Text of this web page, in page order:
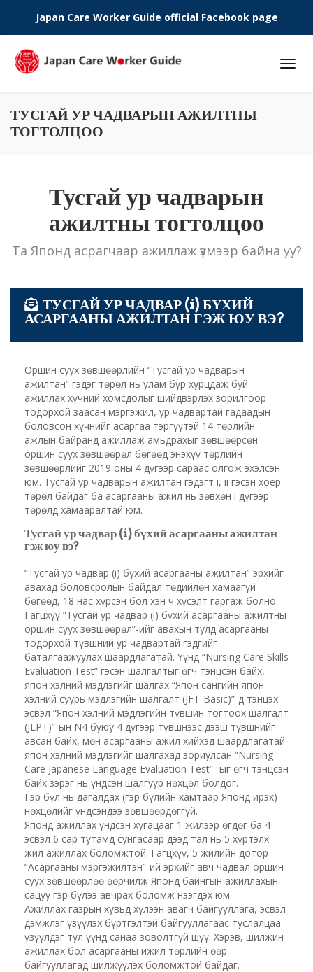
Phone:
Japan Care Worker Guide official Facebook page
ТУСГАЙ УР ЧАДВАРЫН АЖИЛТНЫ
ТОГТОЛЦОО
Тусгай ур чадварын
ажилтны тогтолцоо
Та Японд асрагчаар ажиллаж үзмээр байна уу?
ТУСГАЙ УР ЧАДВАР (i) БҮХИЙ
АСАРГААНЫ АЖИЛТАН ГЭЖ ЮУ ВЭ?
Оршин суух зөвшөөрлийн “Тусгай ур чадварын
ажилтан” гэдэг төрөл нь улам бүр хурцдаж буй
ажиллах хүчний хомсдолыг шийдвэрлэх зорилгоор
тодорхой заасан мэргэжил, ур чадвартай гадаадын
боловсон хүчнийг асаргаа тэргүүтэй 14 төрлийн
ажлын байранд ажиллаж амьдрахыг зөвшөөрсөн
оршин суух зөвшөөрөл бөгөөд энэхүү төрлийн
зөвшөөрлийг 2019 оны 4 дүгээр сараас олгож эхэлсэн
юм. Тусгай ур чадварын ажилтан гэдэгт i, ii гэсэн хоёр
төрөл байдаг ба асаргааны ажил нь зөвхөн i дүгээр
төрөлд хамааралтай юм.
Тусгай ур чадвар (i) бүхий асаргааны ажилтан
гэж юу вэ?
“Тусгай ур чадвар (i) бүхий асаргааны ажилтан” эрхийг
авахад боловсролын байдал төдийлөн хамаагүй
бөгөөд, 18 нас хүрсэн бол хэн ч хүсэлт гаргаж болно.
Гагцхүү “Тусгай ур чадвар (i) бүхий асаргааны ажилтны
оршин суух зөвшөөрөл”-ийг авахын тулд асаргааны
тодорхой түвшний ур чадвартай гэдгийг
баталгаажуулах шаардлагатай. Үүнд “Nursing Care Skills
Evaluation Test” гэсэн шалгалтыг өгч тэнцсэн байх,
япон хэлний мэдлэгийг шалгах “Япон сангийн япон
хэлний суурь мэдлэгийн шалгалт (JFT-Basic)”-д тэнцэх
эсвэл “Япон хэлний мэдлэгийн түвшин тогтоох шалгалт
(JLPT)”-ын N4 буюу 4 дүгээр түвшнээс дээш түвшнийг
авсан байх, мөн асаргааны ажил хийхэд шаардлагатай
япон хэлний мэдлэгийг шалгахад зориулсан “Nursing
Care Japanese Language Evaluation Test” -ыг өгч тэнцсэн
байх зэрэг нь үндсэн шалгуур нөхцөл болдог.
Гэр бүл нь дагалдах (гэр бүлийн хамтаар Японд ирэх)
нөхцөлийг үндсэндээ зөвшөөрдөггүй.
Японд ажиллах үндсэн хугацааг 1 жилээр өгдөг ба 4
эсвэл 6 сар тутамд сунгасаар дээд тал нь 5 хүртэлх
жил ажиллах боломжтой. Гагцхүү, 5 жилийн дотор
“Асаргааны мэргэжилтэн”-ий эрхийг авч чадвал оршин
суух зөвшөөрлөө өөрчилж Японд байнгын ажиллахын
сацуу гэр бүлээ авчрах боломж нээгдэх юм.
Ажиллах газрын хувьд хүлээн авагч байгууллага, эсвэл
дэмжлэг үзүүлэх бүртгэлтэй байгууллагаас туслалцаа
үзүүлдэг тул үүнд санаа зоволтгүй шүү. Хэрэв, шилжин
ажиллах бол асаргааны ижил төрлийн өөр
байгууллагад шилжүүлэх боломжтой байдаг.